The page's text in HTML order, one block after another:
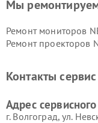
Мы
Ремонт мониторов
Ремонт проекторов
Контакты
Адрес
г. Волгоград, ул.